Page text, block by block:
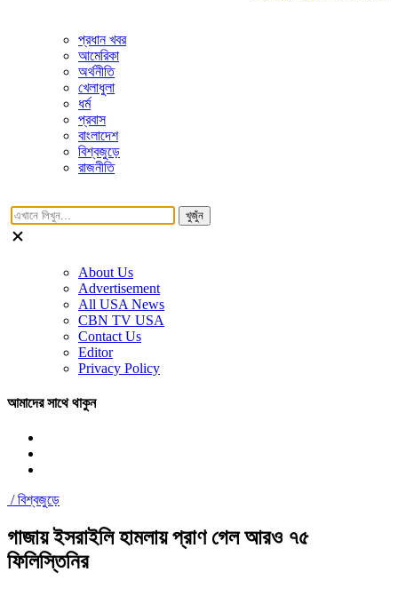
প্রধান খবর
আমেরিকা
অর্থনীতি
খেলাধুলা
ধর্ম
প্রবাস
বাংলাদেশ
বিশ্বজুড়ে
রাজনীতি
খুজুঁন
About Us
Advertisement
All USA News
CBN TV USA
Contact Us
Editor
Privacy Policy
আমাদের সাথে থাকুন
/বিশ্বজুড়ে
গাজায় ইসরাইলি হামলায় প্রাণ গেল আরও ৭৫
ফিলিস্তিনির